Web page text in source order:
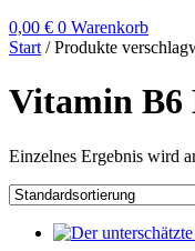
0,00 € 0 Warenkorb
Start / Produkte
Vitamin B6
Einzelnes Ergebnis wird